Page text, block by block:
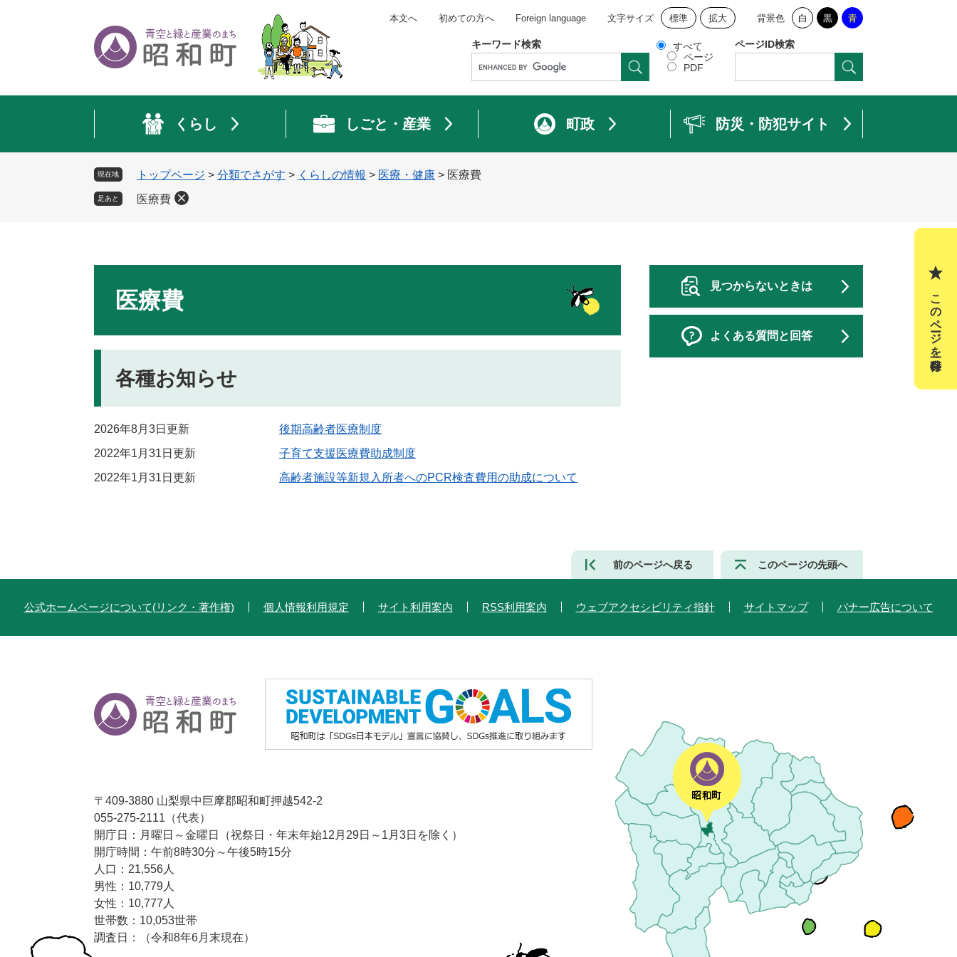
頭
飛
本文へ 初めての方へ Foreign language 文字サイズ 標準 拡大 背景色 白 黒 青
キーワード検索
すべて
ページ
PDF
ページID検索
くらし しごと・産業 町政 防災・防犯サイト
現在地 トップページ > 分類でさがす > くらしの情報 > 医療・健康 > 医療費
足あと 医療費
医療費
各種お知らせ
2026年8月3日更新
後期高齢者医療制度
2022年1月31日更新
子育て支援医療費助成制度
2022年1月31日更新
高齢者施設等新規入所者へのPCR検査費用の助成について
見つからないときは
よくある質問と回答
前のページへ戻る このページの先頭へ
公式ホームページについて(リンク・著作権) 個人情報利用規定 サイト利用案内 RSS利用案内 ウェブアクセシビリティ指針 サイトマップ バナー広告について
〒409-3880 山梨県中巨摩郡昭和町押越542-2
055-275-2111（代表）
開庁日：月曜日～金曜日（祝祭日・年末年始12月29日～1月3日を除く）
開庁時間：午前8時30分～午後5時15分
人口：21,556人
男性：10,779人
女性：10,777人
世帯数：10,053世帯
調査日：（令和8年6月末現在）
このページを一時保存